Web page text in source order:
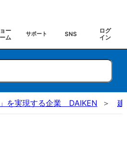
ー
ム
サポート SNS
ログ
イン
を実現する企業 DAIKEN 建